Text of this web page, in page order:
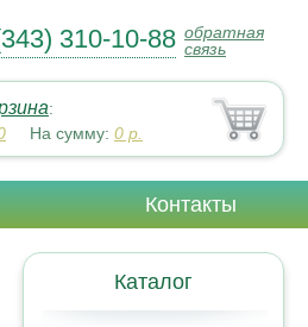
310-10-88 обратная
связь
:
На сумму: 0 р.
Контакты
Каталог